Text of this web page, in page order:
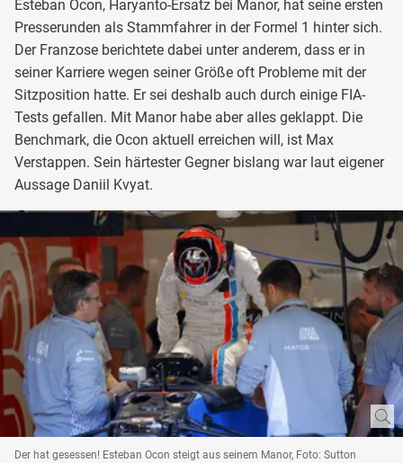
Esteban Ocon, Haryanto-Ersatz bei Manor, hat seine ersten
Presserunden als Stammfahrer in der Formel 1 hinter sich.
Der Franzose berichtete dabei unter anderem, dass er in
seiner Karriere wegen seiner Größe oft Probleme mit der
Sitzposition hatte. Er sei deshalb auch durch einige FIA-
Tests gefallen. Mit Manor habe aber alles geklappt. Die
Benchmark, die Ocon aktuell erreichen will, ist Max
Verstappen. Sein härtester Gegner bislang war laut eigener
Aussage Daniil Kvyat.
Der hat gesessen! Esteban Ocon steigt aus seinem Manor, Foto: Sutton